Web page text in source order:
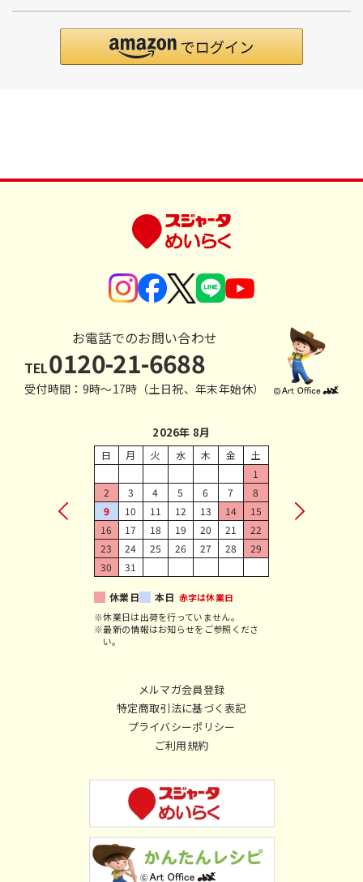
お電話でのお問い合わせ
TEL0120-21-6688
受付時間：9時〜17時（土日祝、年末年始休）
メルマガ会員登録
特定商取引法に基づく表記
プライバシーポリシー
ご利用規約
2026年 8月
日 月 火 水 木 金
土
1
2
3 4 5 6 7
8
9
10 11 12 13 14
15
16
17 18 19 20 21
22
23
24 25 26 27 28
29
30
31
休業日 本日 赤字は休業日
※休業日は出荷を行っていません。
※最新の情報はお知らせをご参照くださ
い。